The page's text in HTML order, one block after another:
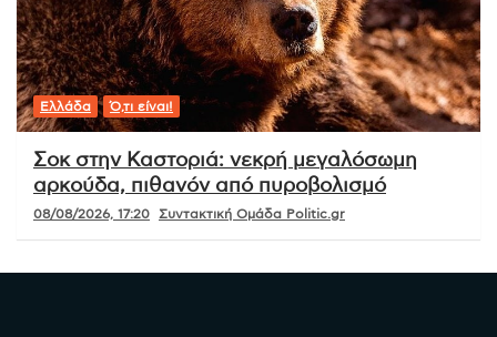
Ελλάδα Ό,τι είναι!
Σοκ στην Καστοριά: νεκρή μεγαλόσωμη
αρκούδα, πιθανόν από πυροβολισμό
08/08/2026, 17:20 Συντακτική Ομάδα Politic.gr